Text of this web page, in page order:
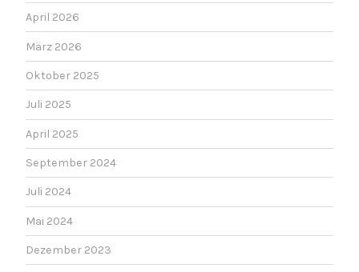
April 2026
März 2026
Oktober 2025
Juli 2025
April 2025
September 2024
Juli 2024
Mai 2024
Dezember 2023